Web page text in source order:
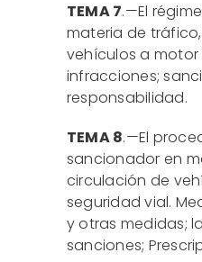
TEMA 7.—El
materia de
vehículos a motor
infracciones;
responsabilidad.
TEMA 8.—El
sancionador en
circulación de
seguridad vial.
y otras medidas;
sanciones;